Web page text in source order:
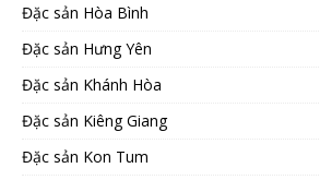
Đặc sản Hòa Bình
Đặc sản Hưng Yên
Đặc sản Khánh Hòa
Đặc sản Kiêng Giang
Đặc sản Kon Tum